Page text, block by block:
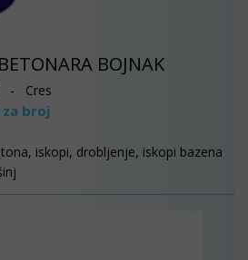
BOJNAK
- Cres
broj
iskopi, drobljenje, iskopi bazena